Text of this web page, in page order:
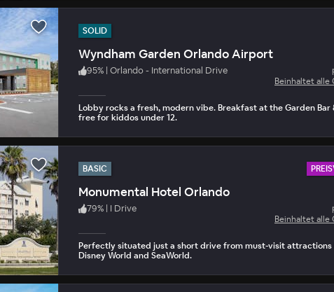
SOLID
Wyndham Garden Orlando Airport
95% | Orlando - International Drive
Beinhaltet alle
Lobby rocks a fresh, modern vibe. Breakfast at the Garden Bar
free for kiddos under 12.
BASIC
Monumental Hotel Orlando
79% | I Drive
Beinhaltet alle
Perfectly situated just a short drive from must-visit attractions
Disney World and SeaWorld.